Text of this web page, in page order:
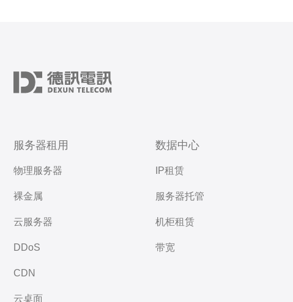
服务器租用
物理服务器
裸金属
云服务器
DDoS
CDN
云桌面
数据中心
IP租赁
服务器托管
机柜租赁
带宽